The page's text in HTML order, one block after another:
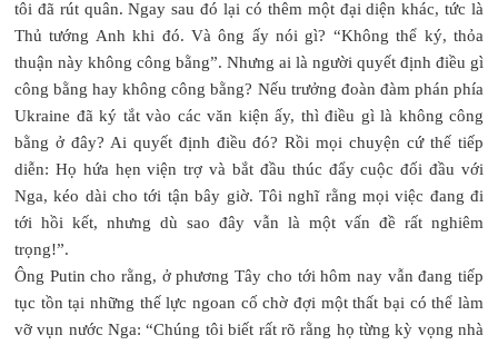
tôi đã rút quân. Ngay sau đó lại có thêm một đại diện khác, tức là
Thủ tướng Anh khi đó. Và ông ấy nói gì? “Không thể ký, thỏa
thuận này không công bằng”. Nhưng ai là người quyết định điều gì
công bằng hay không công bằng? Nếu trưởng đoàn đàm phán phía
Ukraine đã ký tắt vào các văn kiện ấy, thì điều gì là không công
bằng ở đây? Ai quyết định điều đó? Rồi mọi chuyện cứ thế tiếp
diễn: Họ hứa hẹn viện trợ và bắt đầu thúc đẩy cuộc đối đầu với
Nga, kéo dài cho tới tận bây giờ. Tôi nghĩ rằng mọi việc đang đi
tới hồi kết, nhưng dù sao đây vẫn là một vấn đề rất nghiêm
trọng!”.
Ông Putin cho rằng, ở phương Tây cho tới hôm nay vẫn đang tiếp
tục tồn tại những thế lực ngoan cố chờ đợi một thất bại có thể làm
vỡ vụn nước Nga: “Chúng tôi biết rất rõ rằng họ từng kỳ vọng nhà